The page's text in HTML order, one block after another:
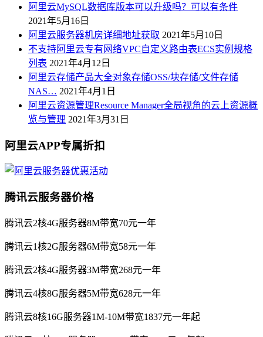
阿里云MySQL数据库版本可以升级吗？可以有条件
2021年5月16日
阿里云服务器机房详细地址获取 2021年5月10日
不支持阿里云专有网络VPC自定义路由表ECS实例规格
列表 2021年4月12日
阿里云存储产品大全对象存储OSS/块存储/文件存储
NAS… 2021年4月1日
阿里云资源管理Resource Manager全局视角的云上资源概
览与管理 2021年3月31日
阿里云APP专属折扣
腾讯云服务器价格
腾讯云2核4G服务器8M带宽70元一年
腾讯云1核2G服务器6M带宽58元一年
腾讯云2核4G服务器3M带宽268元一年
腾讯云4核8G服务器5M带宽628元一年
腾讯云8核16G服务器1M-10M带宽1837元一年起